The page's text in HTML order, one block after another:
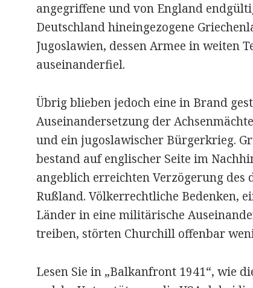
angegriffene und von England
Deutschland hineingezogene
Jugoslawien, dessen Armee in weiten
auseinanderfiel.
Übrig blieben jedoch eine in Brand
Auseinandersetzung der
und ein jugoslawischer Bürgerkrieg.
bestand auf englischer Seite im
angeblich erreichten Verzögerung des
Rußland. Völkerrechtliche Bedenken,
Länder in eine militärische
treiben, störten Churchill offenbar
Lesen Sie in „Balkanfront 1941“, wie